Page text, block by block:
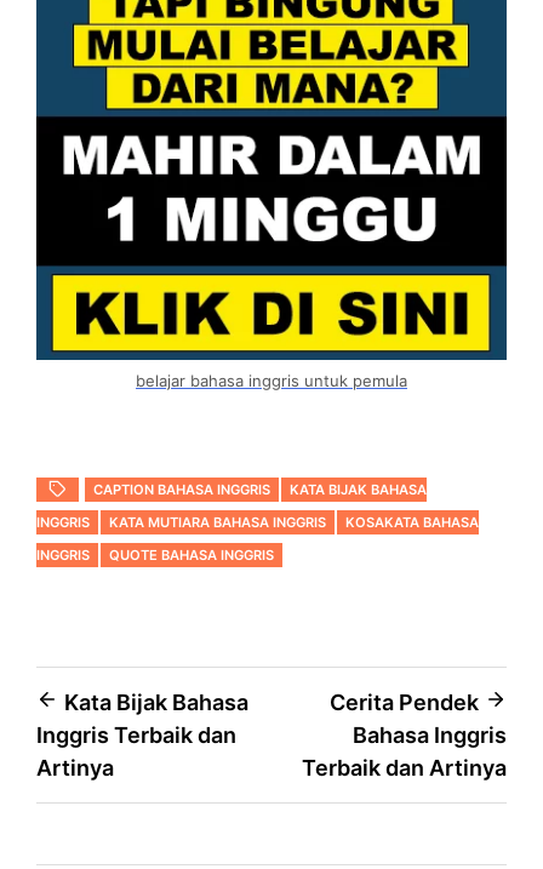
belajar bahasa inggris untuk pemula
CAPTION BAHASA INGGRIS
KATA BIJAK BAHASA
INGGRIS
KATA MUTIARA BAHASA INGGRIS
KOSAKATA BAHASA
INGGRIS
QUOTE BAHASA INGGRIS
Post
navigation
Kata Bijak Bahasa
Inggris Terbaik dan
Artinya
Cerita Pendek
Bahasa Inggris
Terbaik dan Artinya